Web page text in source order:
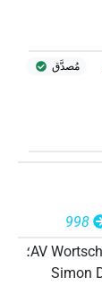
مُصدَّق
998
AV؛
Simon